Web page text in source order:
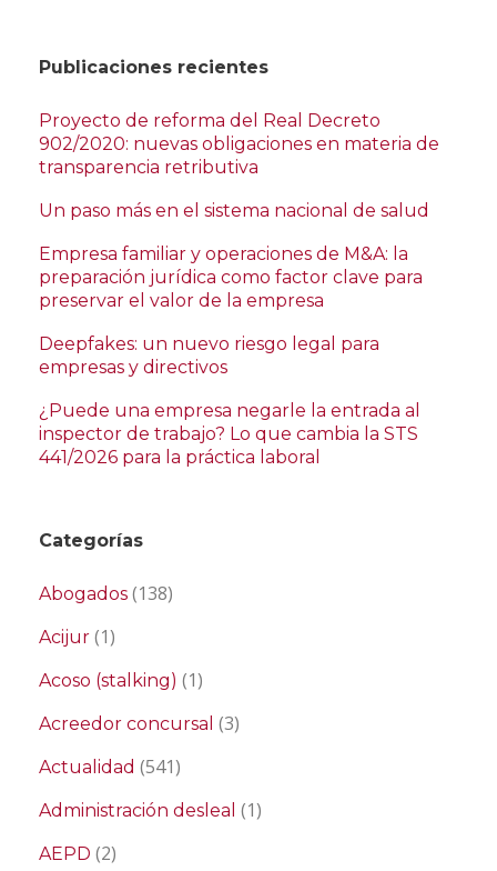
Publicaciones recientes
Proyecto de reforma del Real Decreto
902/2020: nuevas obligaciones en materia de
transparencia retributiva
Un paso más en el sistema nacional de salud
Empresa familiar y operaciones de M&A: la
preparación jurídica como factor clave para
preservar el valor de la empresa
Deepfakes: un nuevo riesgo legal para
empresas y directivos
¿Puede una empresa negarle la entrada al
inspector de trabajo? Lo que cambia la STS
441/2026 para la práctica laboral
Categorías
Abogados (138)
Acijur (1)
Acoso (stalking) (1)
Acreedor concursal (3)
Actualidad (541)
Administración desleal (1)
AEPD (2)